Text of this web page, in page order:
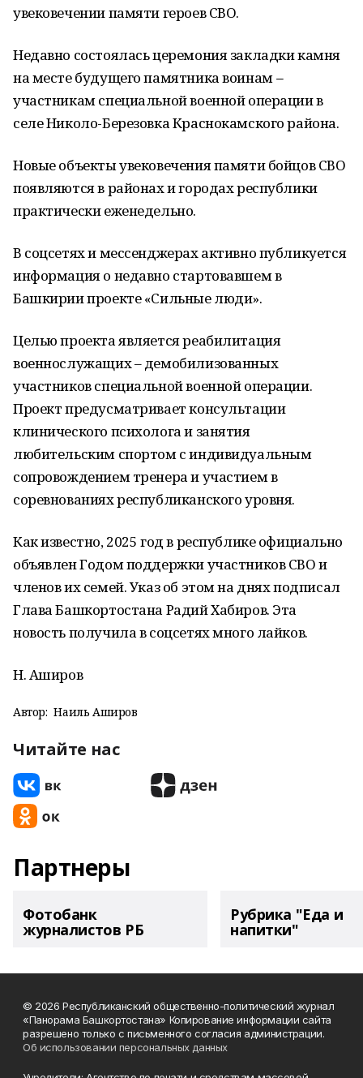
увековечении памяти героев СВО.
Недавно состоялась церемония закладки камня
на месте будущего памятника воинам–
участникам специальной военной операции в
селе Николо-Березовка Краснокамского района.
Новые объекты увековечения памяти бойцов СВО
появляются в районах и городах республики
практически еженедельно.
В соцсетях и мессенджерах активно публикуется
информация о недавно стартовавшем в
Башкирии проекте «Сильные люди».
Целью проекта является реабилитация
военнослужащих – демобилизованных
участников специальной военной операции.
Проект предусматривает консультации
клинического психолога и занятия
любительским спортом с индивидуальным
сопровождением тренера и участием в
соревнованиях республиканского уровня.
Как известно, 2025 год в республике официально
объявлен Годом поддержки участников СВО и
членов их семей. Указ об этом на днях подписал
Глава Башкортостана Радий Хабиров. Эта
новость получила в соцсетях много лайков.
Н. Аширов
Автор: Наиль Аширов
Читайте нас
Партнеры
Фотобанк
журналистов РБ
Рубрика "Еда и
напитки"
© 2026 Республиканский общественно-политический журнал
«Панорама Башкортостана» Копирование информации сайта
разрешено только с письменного согласия администрации.
Об использовании персональных данных